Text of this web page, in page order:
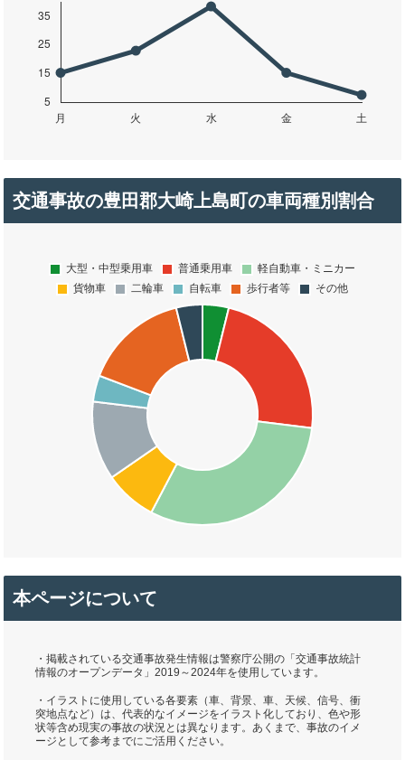
交通事故の豊田郡大崎上島町の車両種別割合
本ページについて
・掲載されている交通事故発生情報は警察庁公開の「交通事故統計
情報のオープンデータ」2019～2024年を使用しています。
・イラストに使用している各要素（車、背景、車、天候、信号、衝
突地点など）は、代表的なイメージをイラスト化しており、色や形
状等含め現実の事故の状況とは異なります。あくまで、事故のイメ
ージとして参考までにご活用ください。